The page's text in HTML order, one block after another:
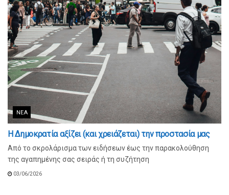
ΝΈΑ
Η Δημοκρατία αξίζει (και χρειάζεται) την προστασία μας
Από το σκρολάρισμα των ειδήσεων έως την παρακολούθηση
της αγαπημένης σας σειράς ή τη συζήτηση
03/06/2026